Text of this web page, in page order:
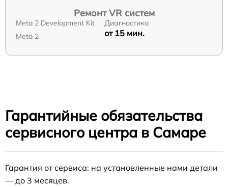
Ремонт VR систем
Meta 2 Development Kit
Meta 2
Диагностика
от 15 мин.
Гарантийные обязательства
сервисного центра в Самаре
Гарантия от сервиса: на установленные нами детали
— до 3 месяцев.